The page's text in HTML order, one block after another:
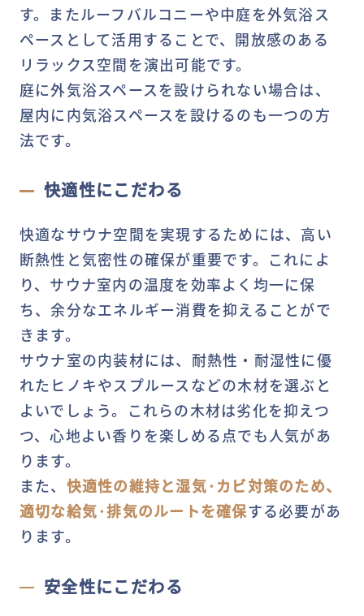
す。またルーフバルコニーや中庭を外気浴ス
ペースとして活用することで、開放感のある
リラックス空間を演出可能です。
庭に外気浴スペースを設けられない場合は、
屋内に内気浴スペースを設けるのも一つの方
法です。
快適性にこだわる
快適なサウナ空間を実現するためには、高い
断熱性と気密性の確保が重要です。これによ
り、サウナ室内の温度を効率よく均一に保
ち、余分なエネルギー消費を抑えることがで
きます。
サウナ室の内装材には、耐熱性・耐湿性に優
れたヒノキやスプルースなどの木材を選ぶと
よいでしょう。これらの木材は劣化を抑えつ
つ、心地よい香りを楽しめる点でも人気があ
ります。
また、 快適性の維持と湿気·カビ対策のため、
適切な給気·排気のルートを確保する必要があ
ります。
安全性にこだわる